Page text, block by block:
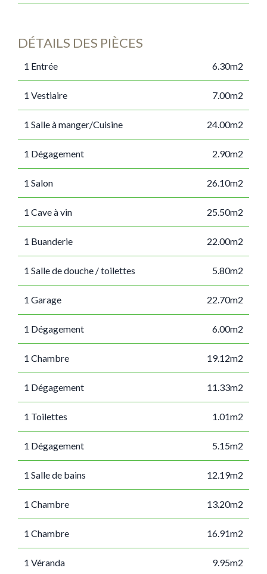
DÉTAILS DES PIÈCES
1 Entrée 6.30m2
1 Vestiaire 7.00m2
1 Salle à manger/Cuisine 24.00m2
1 Dégagement 2.90m2
1 Salon 26.10m2
1 Cave à vin 25.50m2
1 Buanderie 22.00m2
1 Salle de douche / toilettes 5.80m2
1 Garage 22.70m2
1 Dégagement 6.00m2
1 Chambre 19.12m2
1 Dégagement 11.33m2
1 Toilettes 1.01m2
1 Dégagement 5.15m2
1 Salle de bains 12.19m2
1 Chambre 13.20m2
1 Chambre 16.91m2
1 Véranda 9.95m2